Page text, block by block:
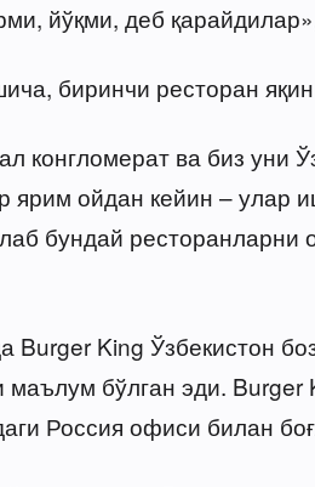
йўқми, деб
биринчи ресторан
конгломерат ва биз уни
ярим ойдан кейин – улар
бундай ресторанларни
Burger King Ўзбекистон
маълум бўлган эди.
Россия офиси билан